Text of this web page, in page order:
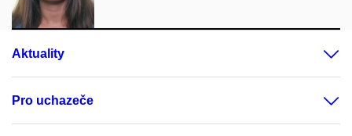
Aktuality
Pro uchazeče